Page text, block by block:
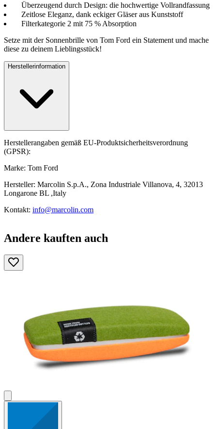
Überzeugend durch Design: die hochwertige Vollrandfassung
Zeitlose Eleganz, dank eckiger Gläser aus Kunststoff
Filterkategorie 2 mit 75 % Absorption
Setze mit der Sonnenbrille von Tom Ford ein Statement und mache
diese zu deinem Lieblingsstück!
Herstellerinformation
Herstellerangaben gemäß EU-Produktsicherheitsverordnung
(GPSR):
Marke: Tom Ford
Hersteller: Marcolin S.p.A., Zona Industriale Villanova, 4, 32013
Longarone BL ,Italy
Kontakt: info@marcolin.com
Andere kauften auch